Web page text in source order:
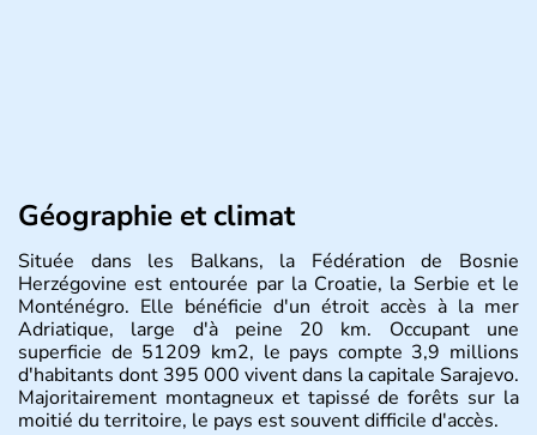
Géographie et climat
Située dans les Balkans, la Fédération de Bosnie
Herzégovine est entourée par la Croatie, la Serbie et le
Monténégro. Elle bénéficie d'un étroit accès à la mer
Adriatique, large d'à peine 20 km. Occupant une
superficie de 51209 km2, le pays compte 3,9 millions
d'habitants dont 395 000 vivent dans la capitale Sarajevo.
Majoritairement montagneux et tapissé de forêts sur la
moitié du territoire, le pays est souvent difficile d'accès.